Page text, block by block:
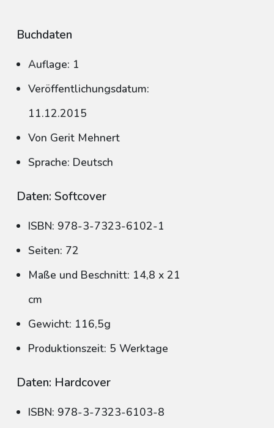
Buchdaten
Auflage: 1
Veröffentlichungsdatum:
11.12.2015
Von Gerit Mehnert
Sprache: Deutsch
Daten: Softcover
ISBN: 978-3-7323-6102-1
Seiten: 72
Maße und Beschnitt: 14,8 x 21
cm
Gewicht: 116,5g
Produktionszeit: 5 Werktage
Daten: Hardcover
ISBN: 978-3-7323-6103-8